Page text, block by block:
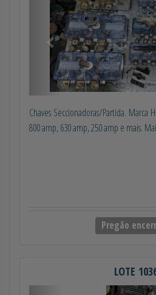
Chaves Seccionadoras/Partida. Marca
800 amp, 630 amp, 250 amp e mais.
Pregão
LOTE